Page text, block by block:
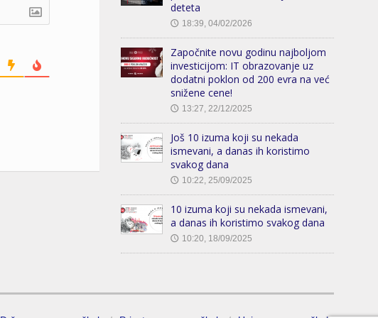
deteta
🕔 18:39, 04/02/2026
Započnite novu godinu najboljom
investicijom: IT obrazovanje uz
dodatni poklon od 200 evra na već
snižene cene!
🕔 13:27, 22/12/2025
Još 10 izuma koji su nekada
ismevani, a danas ih koristimo
svakog dana
🕔 10:22, 25/09/2025
10 izuma koji su nekada ismevani,
a danas ih koristimo svakog dana
🕔 10:20, 18/09/2025